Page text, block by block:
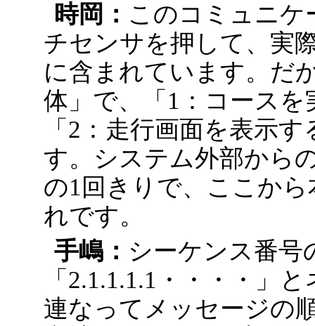
時岡： このコミュニ
チセンサを押して、実
に含まれています。だ
体」で、「1：コース
「2：走行画面を表示
す。システム外部から
の1回きりで、ここか
れです。
手嶋： シーケンス番号
「2.1.1.1.1・・・・」
連なってメッセージの